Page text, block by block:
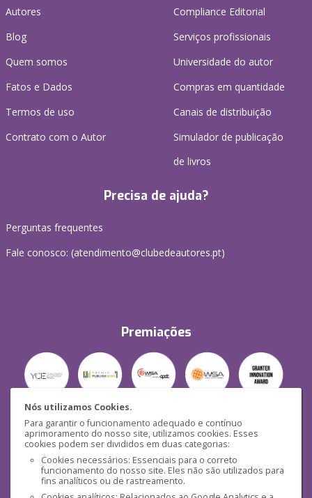
Nós utilizamos Cookies.
Para garantir o funcionamento adequado e contínuo
aprimoramento do nosso site, utilizamos cookies. Esses
cookies podem ser divididos em duas categorias:
Cookies necessários: Essenciais para o correto
funcionamento do nosso site. Eles não são utilizados para
fins analíticos ou de rastreamento.
Autores
Blog
Quem somos
Fatos e Dados
Termos de uso
Contrato com o Autor
Compliance Editorial
Serviços profissionais
Universidade do autor
Compras em quantidade
Canais de distribuição
Simulador de publicação
de livros
Precisa de ajuda?
Perguntas frequentes
Fale conosco: (atendimento@clubedeautores.pt)
Premiações
Segurança